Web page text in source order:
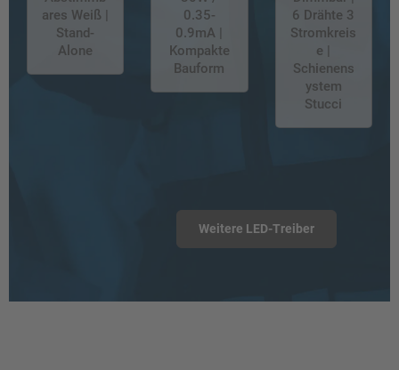
ares Weiß |
Stand-
Alone
0.35-
0.9mA |
Kompakte
Bauform
6 Drähte 3
Stromkreis
e |
Schienens
ystem
Stucci
Weitere LED-Treiber